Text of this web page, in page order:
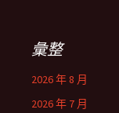
彙整
2026 年 8 月
2026 年 7 月